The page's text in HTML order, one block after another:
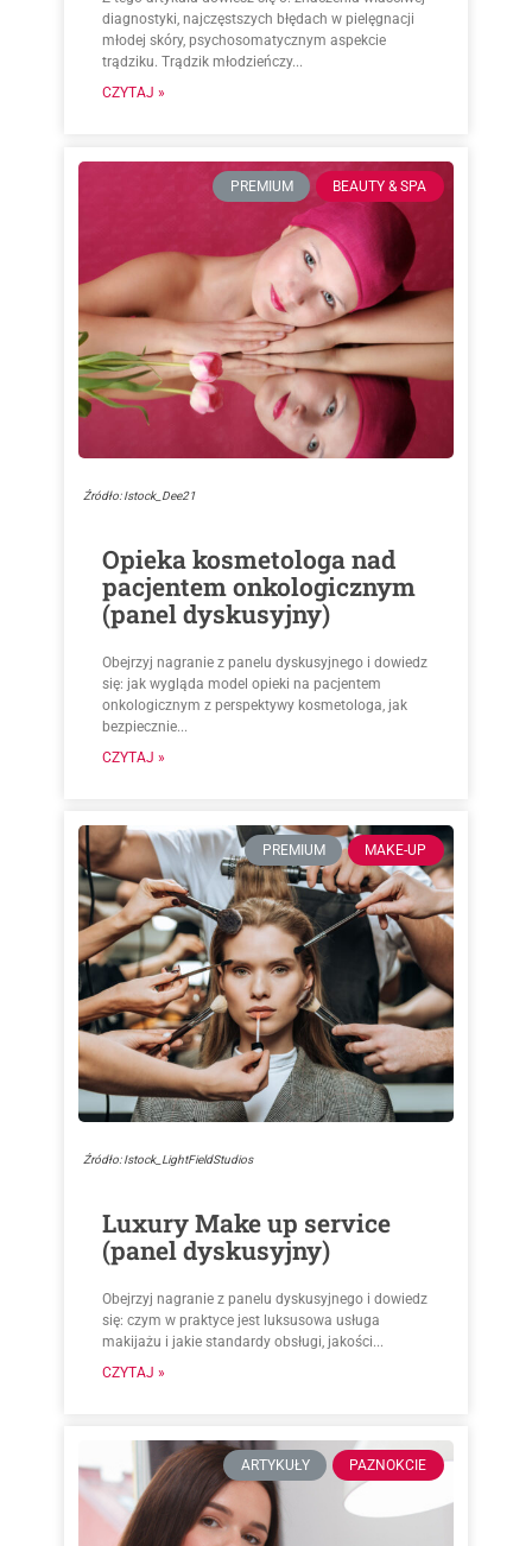
diagnostyki, najczęstszych błędach w pielęgnacji
młodej skóry, psychosomatycznym aspekcie
trądziku. Trądzik młodzieńczy...
CZYTAJ »
PREMIUM BEAUTY & SPA
Źródło: Istock_Dee21
Opieka kosmetologa nad
pacjentem onkologicznym
(panel dyskusyjny)
Obejrzyj nagranie z panelu dyskusyjnego i dowiedz
się: jak wygląda model opieki na pacjentem
onkologicznym z perspektywy kosmetologa, jak
bezpiecznie...
CZYTAJ »
PREMIUM MAKE-UP
Źródło: Istock_LightFieldStudios
Luxury Make up service
(panel dyskusyjny)
Obejrzyj nagranie z panelu dyskusyjnego i dowiedz
się: czym w praktyce jest luksusowa usługa
makijażu i jakie standardy obsługi, jakości...
CZYTAJ »
ARTYKUŁY PAZNOKCIE